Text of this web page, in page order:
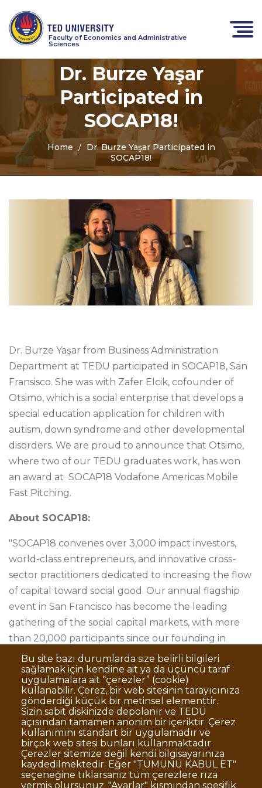
Faculty of Economics and Administrative
Sciences
Dr. Burze Yaşar
Participated in
SOCAP18!
Home
Dr. Burze Yaşar Participated in
SOCAP18!
Dr. Burze Yaşar from Business Administration
Department at TEDU participated in SOCAP18, San
Fransisco. She was with Zafer Elcik, cofounder of
Otsimo, which is a social enterprise that develops a
special education application for children with
autism, down syndrome and other developmental
disorders. We are proud to announce that Otsimo,
where two of our TEDU graduates work, has won
an award at SOCAP18 Vodafone Americas Mobile
Fast Pitching.
About SOCAP18:
"SOCAP18 convenes over 3,000 impact investors,
world-class entrepreneurs, and innovative cross-
sector practitioners dedicated to increasing the flow
of capital toward social good. Our annual flagship
event in San Francisco has become the leading
gathering of the social capital markets, with more
than 20,000 participants since our founding in
2008."Bu site bazı durumlarda size belirli bilgileri
sağlamak için kendine ait ya da üçüncü taraf
uygulamalara ait “çerezler” (cookie)
kullanabilir. Çerez, bir web sitesinin tarayıcınıza
gönderdiği küçük bir metinsel elementtir.
Sizin sabit diskinizde depolanır ve TEDÜ
açısından tamamen anonim bir içeriktir. Çerez
kullanımını standart bir uygulamadır ve
birçok web sitesi bunları kullanmaktadır.
Çerezler sitemize değil kendi bilgisayarınıza
kaydedilmektedir. Eğer "TÜMÜNÜ KABUL ET"
seçeneğine tıklarsanız tüm çerezlere rıza
vermiş olursunuz. "Ayarlar" kısmından spesifik
Dipnot
Clarification Text on Personal Data
Processing
Disclaimer
Corporate Identity
Open Consent Statement